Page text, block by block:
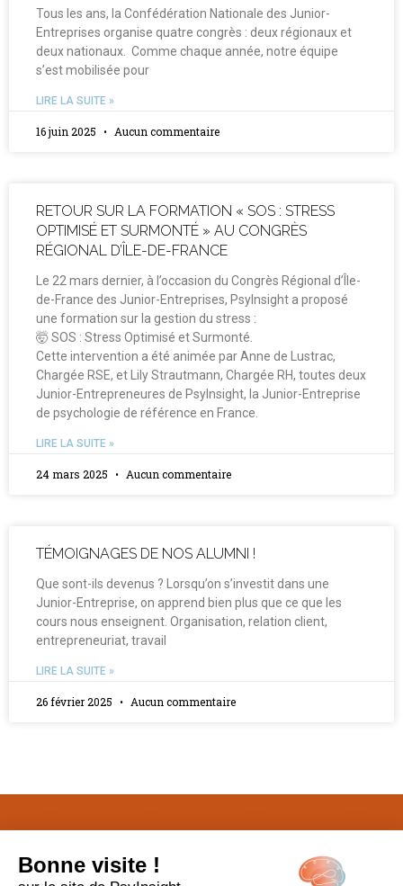
Tous les ans, la Confédération Nationale des Junior-
Entreprises organise quatre congrès : deux régionaux et
deux nationaux. Comme chaque année, notre équipe
s’est mobilisée pour
LIRE LA SUITE »
16 juin 2025 Aucun commentaire
RETOUR SUR LA FORMATION « SOS : STRESS
OPTIMISÉ ET SURMONTÉ » AU CONGRÈS
RÉGIONAL D’ÎLE-DE-FRANCE
Le 22 mars dernier, à l’occasion du Congrès Régional d’Île-
de-France des Junior-Entreprises, PsyInsight a proposé
une formation sur la gestion du stress :
🤯 SOS : Stress Optimisé et Surmonté.
Cette intervention a été animée par Anne de Lustrac,
Chargée RSE, et Lily Strautmann, Chargée RH, toutes deux
Junior-Entrepreneures de PsyInsight, la Junior-Entreprise
de psychologie de référence en France.
LIRE LA SUITE »
24 mars 2025 Aucun commentaire
TÉMOIGNAGES DE NOS ALUMNI !
Que sont-ils devenus ? Lorsqu’on s’investit dans une
Junior-Entreprise, on apprend bien plus que ce que les
cours nous enseignent. Organisation, relation client,
entrepreneuriat, travail
LIRE LA SUITE »
26 février 2025 Aucun commentaire